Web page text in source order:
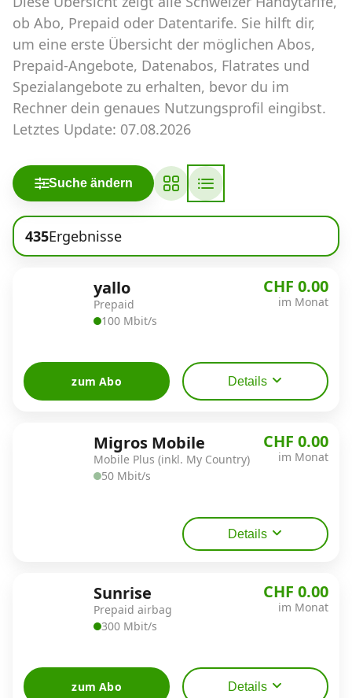
Abos für Tablets, Hotspots und Smart
Watches
Tarifrechner Handy-Abo
Der gute alte Tarifrechner im neuen Design
Infos
Alle Anbieter
Mobilfunknetz Schweiz
Roaming-Tarife abfragen
Handy-Abo kündigen oder
wechseln
Alle Mobile-Vergleiche
Kombi-Angebote
Über uns
ob Abo, Prepaid oder Datentarife. Sie hilft dir,
um eine erste Übersicht der möglichen Abos,
Prepaid-Angebote, Datenabos, Flatrates und
Spezialangebote zu erhalten, bevor du im
Rechner dein genaues Nutzungsprofil eingibst.
Letztes Update: 07.08.2026
Suche ändern
435Ergebnisse
yallo
Prepaid
100 Mbit/s
CHF 0.00
im Monat
zum Abo Details
Migros Mobile
Mobile Plus (inkl. My Country)
50 Mbit/s
CHF 0.00
im Monat
Details
Sunrise
Prepaid airbag
300 Mbit/s
CHF 0.00
im Monat
zum Abo Details